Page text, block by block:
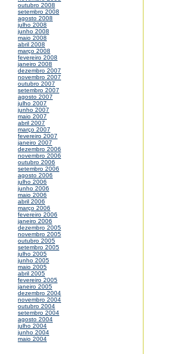
outubro 2008
setembro 2008
agosto 2008
julho 2008
junho 2008
maio 2008
abril 2008
março 2008
fevereiro 2008
janeiro 2008
dezembro 2007
novembro 2007
outubro 2007
setembro 2007
agosto 2007
julho 2007
junho 2007
maio 2007
abril 2007
março 2007
fevereiro 2007
janeiro 2007
dezembro 2006
novembro 2006
outubro 2006
setembro 2006
agosto 2006
julho 2006
junho 2006
maio 2006
abril 2006
março 2006
fevereiro 2006
janeiro 2006
dezembro 2005
novembro 2005
outubro 2005
setembro 2005
julho 2005
junho 2005
maio 2005
abril 2005
fevereiro 2005
janeiro 2005
dezembro 2004
novembro 2004
outubro 2004
setembro 2004
agosto 2004
julho 2004
junho 2004
maio 2004